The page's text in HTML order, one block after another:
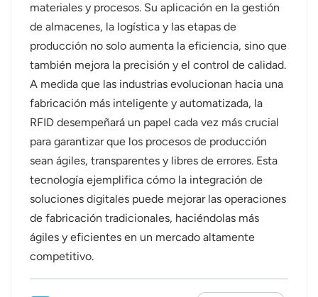
materiales y procesos. Su aplicación en la gestión
de almacenes, la logística y las etapas de
producción no solo aumenta la eficiencia, sino que
también mejora la precisión y el control de calidad.
A medida que las industrias evolucionan hacia una
fabricación más inteligente y automatizada, la
RFID desempeñará un papel cada vez más crucial
para garantizar que los procesos de producción
sean ágiles, transparentes y libres de errores. Esta
tecnología ejemplifica cómo la integración de
soluciones digitales puede mejorar las operaciones
de fabricación tradicionales, haciéndolas más
ágiles y eficientes en un mercado altamente
competitivo.